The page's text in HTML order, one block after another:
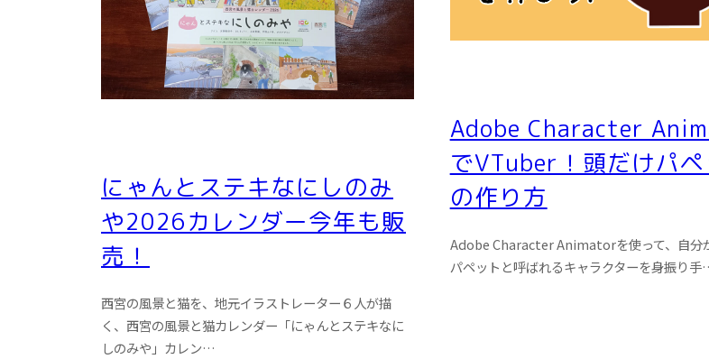
にゃんとステキなにしのみ
や2026カレンダー今年も販
売！
西宮の風景と猫を、地元イラストレーター６人が描
く、西宮の風景と猫カレンダー「にゃんとステキなに
しのみや」カレン…
Adobe Character
でVTuber！頭だけパペ
の作り方
Adobe Character Animatorを使って、自分
パペットと呼ばれるキャラクターを身振り